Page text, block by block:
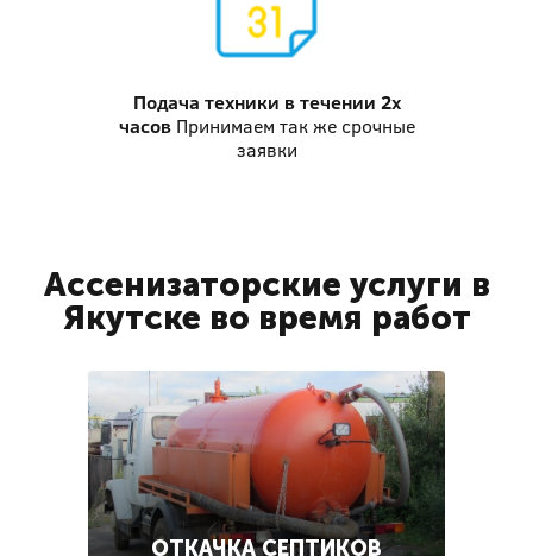
Подача техники в течении 2х
часов Принимаем так же срочные
заявки
Ассенизаторские услуги в
Якутске во время работ
ОТКАЧКА СЕПТИКОВ